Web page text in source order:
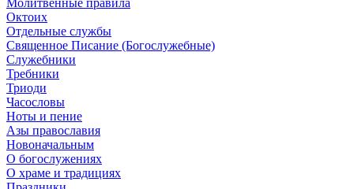
Молитвенные правила
Октоих
Отдельные службы
Священное Писание (Богослужебные)
Служебники
Требники
Триоди
Часословы
Ноты и пение
Азы православия
Новоначальным
О богослужениях
О храме и традициях